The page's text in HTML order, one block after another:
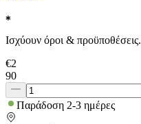
Ισχύουν όροι & προϋποθέσεις.
€2
90
Παράδοση 2-3 ημέρες